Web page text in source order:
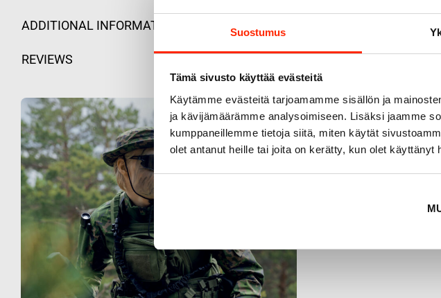
Suostumus
Tämä sivusto käyttää evästeitä
Käytämme evästeitä tarjoamamme sisällön ja
ja kävijämäärämme analysoimiseen. Lisäksi jaamme
kumppaneillemme tietoja siitä, miten käytät
olet antanut heille tai joita on kerätty, kun olet käyttänyt
ADDITIONAL INFORMATION
REVIEWS